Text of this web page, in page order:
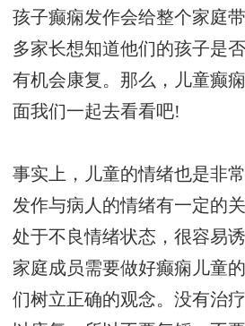
孩子癫痫发作会给整个家庭
多家长想知道他们的孩子是
有机会康复。那么，儿童癫
面我们一起去看看吧!
事实上，儿童的情绪也是非
发作与病人的情绪有一定的
处于不良情绪状态，很容易
家庭成员需要做好癫痫儿童
们树立正确的观念。没有治